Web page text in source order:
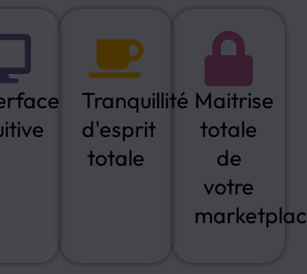
Tranquillité
d'esprit
totale
Maitrise
totale
de
votre